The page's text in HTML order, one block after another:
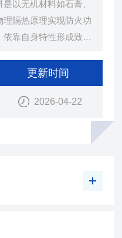
以无机材料如石膏、
隔热原理实现防火功
靠自身特性形成致密
防火涂料又叫厚型防火
更新时间
2026-04-22